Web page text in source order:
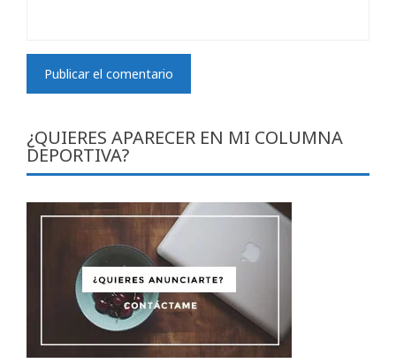
¿QUIERES APARECER EN MI COLUMNA
DEPORTIVA?